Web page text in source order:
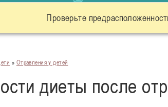
Проверьте
» Отравления у детей
диеты после